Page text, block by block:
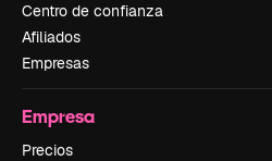
Centro de confianza
Afiliados
Empresas
Empresa
Precios